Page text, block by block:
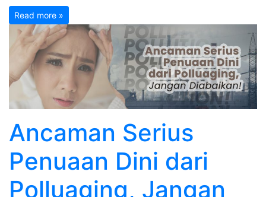
Read more »
Ancaman Serius
Penuaan Dini dari
Polluaging, Jangan